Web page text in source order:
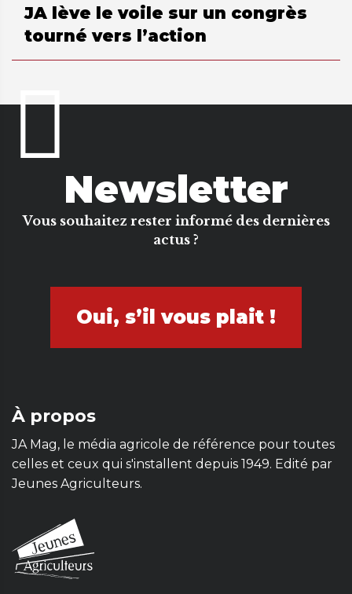
JA lève le voile sur un congrès
tourné vers l’action
Newsletter
Vous souhaitez rester informé des dernières
actus ?
Oui, s’il vous plait !
À propos
JA Mag, le média agricole de référence pour toutes
celles et ceux qui s'installent depuis 1949. Edité par
Jeunes Agriculteurs.